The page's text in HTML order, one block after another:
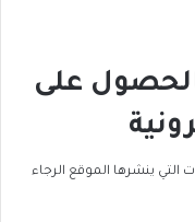
على
التي ينشرها الموقع الرجاء